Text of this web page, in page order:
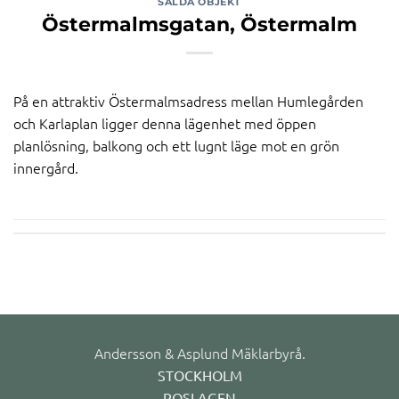
Östermalmsgatan, Östermalm
På en attraktiv Östermalmsadress mellan Humlegården
och Karlaplan ligger denna lägenhet med öppen
planlösning, balkong och ett lugnt läge mot en grön
innergård.
Andersson & Asplund Mäklarbyrå.
STOCKHOLM